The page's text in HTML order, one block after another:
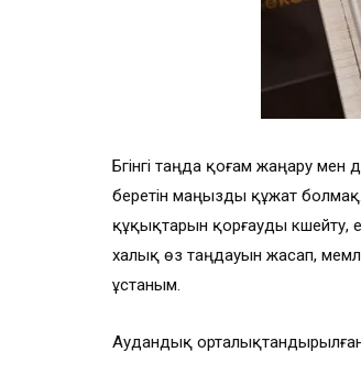
Бүгінгі таңда қоғам жаңару
беретін маңызды құжат
құқықтарын қорғауды
халық өз таңдауын жасап,
ұстаным.
Аудандық